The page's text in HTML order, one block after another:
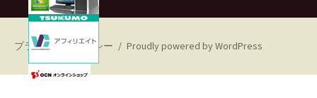
プライバシーポリシー Proudly powered by WordPress